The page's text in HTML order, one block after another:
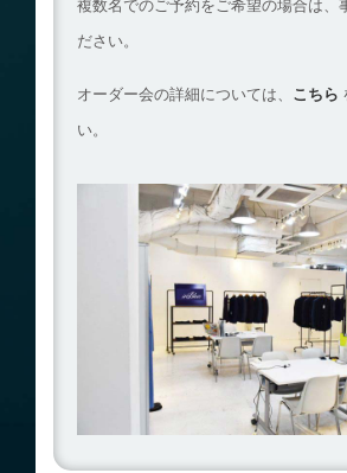
複数名でのご予約をご希望の場合は、
ださい。
オーダー会の詳細については、 こちら
い。